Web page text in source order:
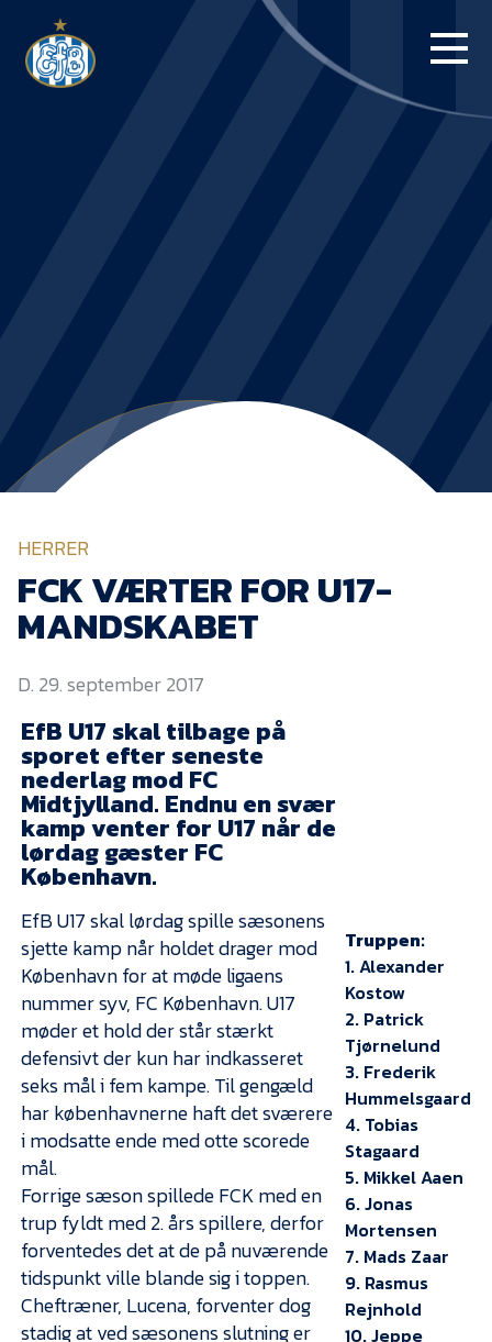
BLUE WATER
NYHEDER
EfB Akademi
Sydvestjysk Fodbold
Samarbejde
Partnere
Blue Water Arena
Aktionærinformation
Kontakt
Job i EfB
Presse
HERRER
FCK VÆRTER FOR U17-
MANDSKABET
D. 29. september 2017
EfB U17 skal tilbage på
sporet efter seneste
nederlag mod FC
Midtjylland. Endnu en svær
kamp venter for U17 når de
lørdag gæster FC
København.
EfB U17 skal lørdag spille sæsonens
sjette kamp når holdet drager mod
København for at møde ligaens
nummer syv, FC København. U17
møder et hold der står stærkt
defensivt der kun har indkasseret
seks mål i fem kampe. Til gengæld
har københavnerne haft det sværere
i modsatte ende med otte scorede
mål.
Forrige sæson spillede FCK med en
trup fyldt med 2. års spillere, derfor
forventedes det at de på nuværende
tidspunkt ville blande sig i toppen.
Cheftræner, Lucena, forventer dog
stadig at ved sæsonens slutning er
Truppen:
1. Alexander
Kostow
2. Patrick
Tjørnelund
3. Frederik
Hummelsgaard
4. Tobias
Stagaard
5. Mikkel Aaen
6. Jonas
Mortensen
7. Mads Zaar
9. Rasmus
Rejnhold
10. Jeppe